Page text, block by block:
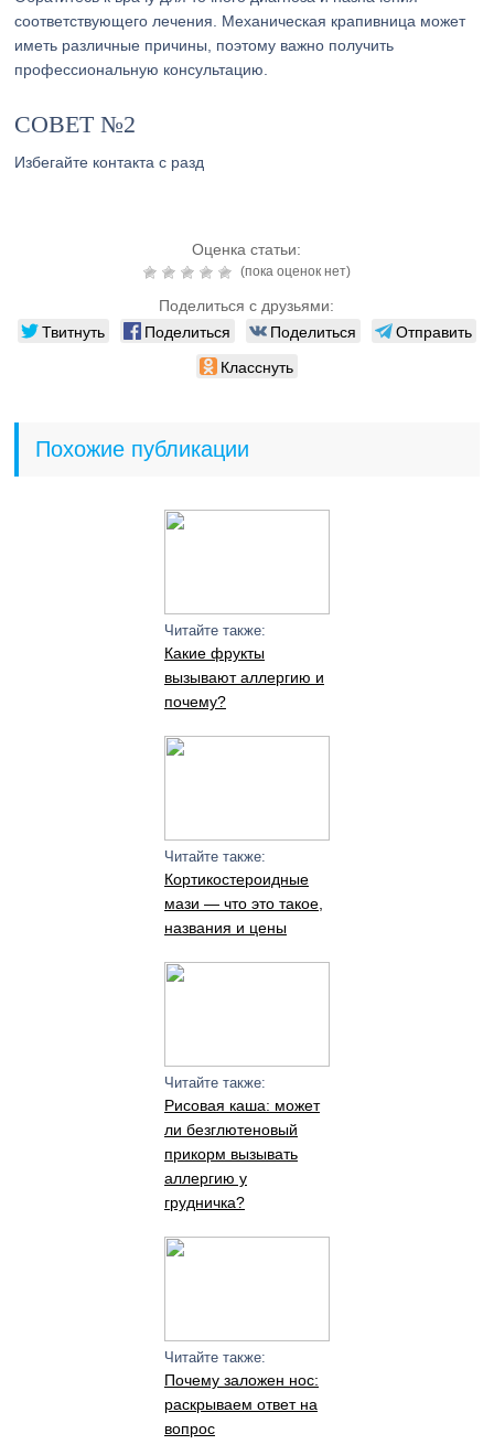
соответствующего лечения. Механическая крапивница может
иметь различные причины, поэтому важно получить
профессиональную консультацию.
СОВЕТ №2
Избегайте контакта с разд
Оценка статьи:
(пока оценок нет)
Поделиться с друзьями:
Твитнуть Поделиться Поделиться
Отправить
Класснуть
Похожие публикации
Читайте также:
Какие фрукты
вызывают аллергию и
почему?
Читайте также:
Кортикостероидные
мази — что это такое,
названия и цены
Читайте также:
Рисовая каша: может
ли безглютеновый
прикорм вызывать
аллергию у
грудничка?
Читайте также:
Почему заложен нос:
раскрываем ответ на
вопрос